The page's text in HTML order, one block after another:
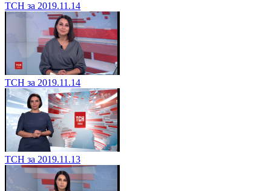
ТСН за 2019.11.14
ТСН за 2019.11.14
ТСН за 2019.11.13